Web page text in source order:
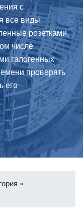
с
все виды
розетками,
числе
галогенных
проверять
его
»